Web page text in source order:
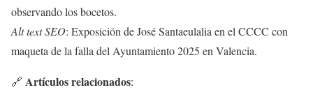
observando los bocetos.
Alt text SEO: Exposición de José Santaeulalia en el CCCC con
maqueta de la falla del Ayuntamiento 2025 en Valencia.
🔗 Artículos relacionados: